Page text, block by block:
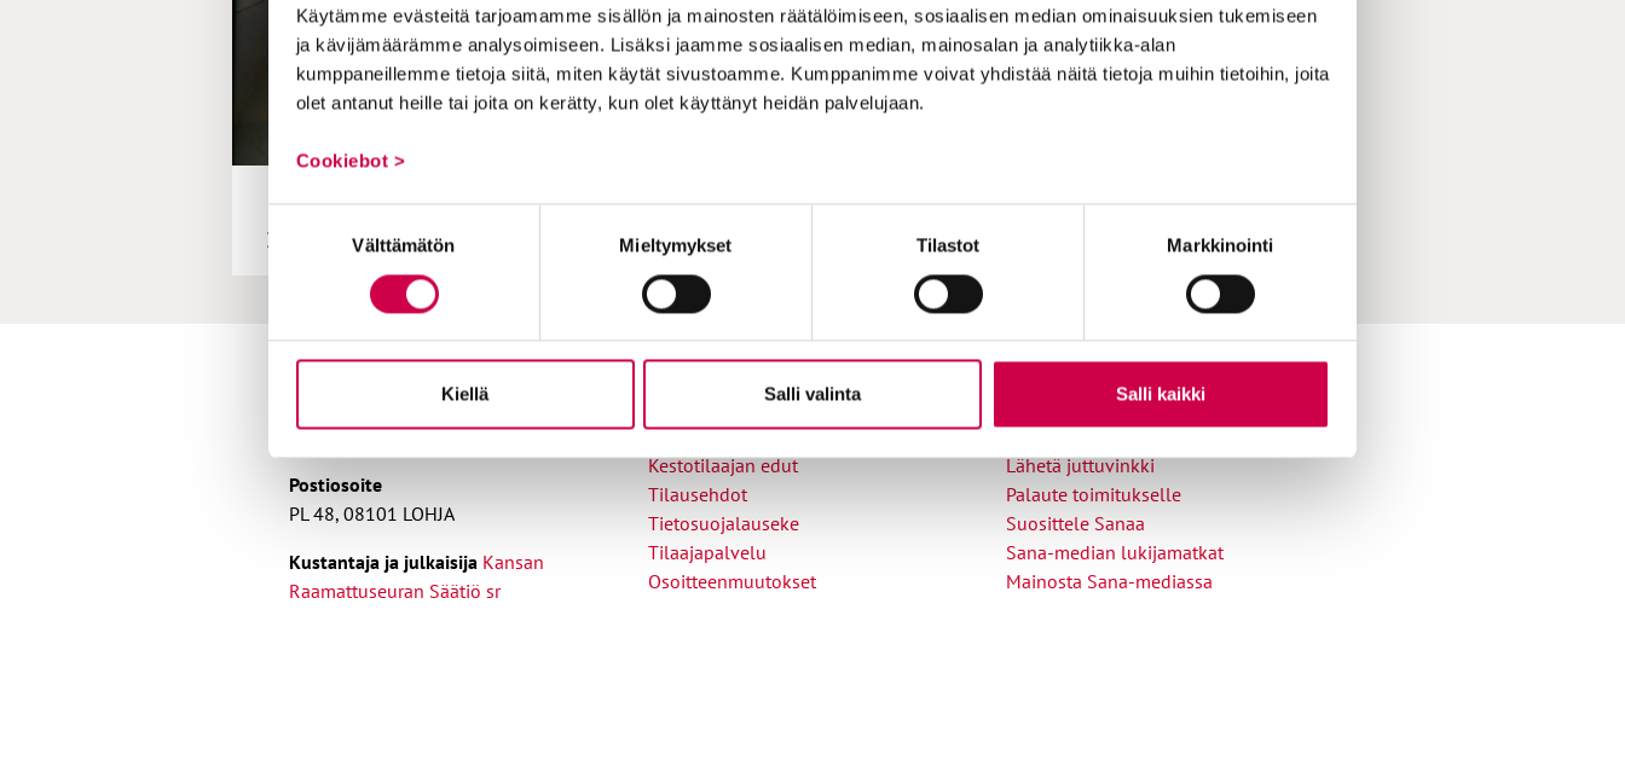
Käytämme evästeitä tarjoamamme sisällön ja mainosten räätälöimiseen, sosiaalisen median ominaisuuksien tukemiseen
ja kävijämäärämme analysoimiseen. Lisäksi jaamme sosiaalisen median, mainosalan ja analytiikka-alan
kumppaneillemme tietoja siitä, miten käytät sivustoamme. Kumppanimme voivat yhdistää näitä tietoja muihin tietoihin, joita
olet antanut heille tai joita on kerätty, kun olet käyttänyt heidän palvelujaan.
Cookiebot >
valinta
Välttämätön Mieltymykset Tilastot Markkinointi
Kiellä Salli valinta Salli kaikki
PYHÄ PAIKKA | 13.04.2023
Pyhä paikka: Karunan kirkko
Yhteystiedot
Postiosoite
PL 48, 08101 LOHJA
Kustantaja ja julkaisija Kansan
Raamattuseuran Säätiö sr
Tilaajapalvelu
Sana-lehden kampanjat
Kestotilaajan edut
Tilausehdot
Tietosuojalauseke
Tilaajapalvelu
Osoitteenmuutokset
Ole meihin yhteydessä
Lähetä juttuvinkki
Palaute toimitukselle
Suosittele Sanaa
Sana-median lukijamatkat
Mainosta Sana-mediassa